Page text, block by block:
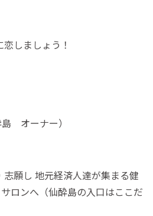
しましょう！
オーナー）
願し 地元経済人達が集まる健
ロンへ（仙酔島の入口はここだ